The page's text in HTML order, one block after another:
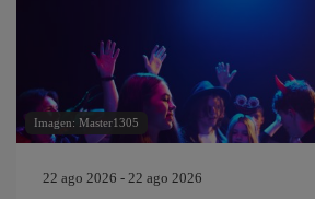
Imagen: Master1305
22 ago 2026 - 22 ago 2026